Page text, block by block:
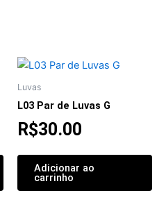
Luvas
L03 Par de Luvas G
R$30.00
Adicionar ao
carrinho